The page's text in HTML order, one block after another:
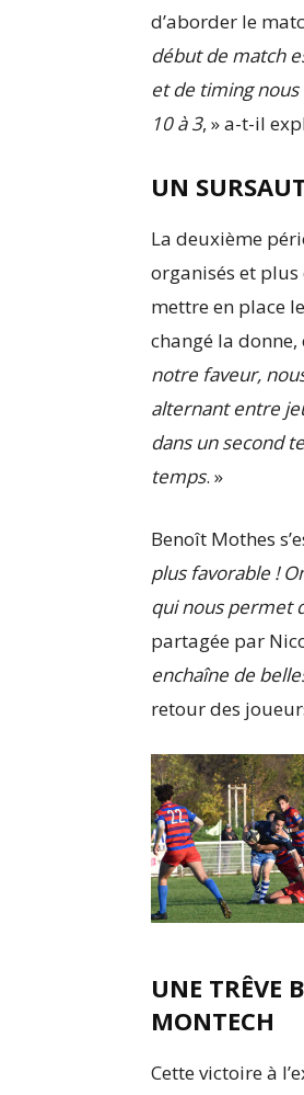
d’aborder le
début de match
et de timing
10 à 3, » a-t-il
UN
La deuxième
organisés et
mettre en place
changé la
notre faveur,
alternant entre
dans un second
temps. »
Benoît Mothes
plus favorable !
qui nous permet
partagée par
enchaîne de
retour des
UNE TRÊVE
MONTECH
Cette victoire à